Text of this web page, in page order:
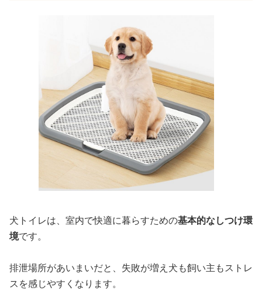
犬トイレは、室内で快適に暮らすための基本的なしつけ環
境です。
排泄場所があいまいだと、失敗が増え犬も飼い主もストレ
スを感じやすくなります。